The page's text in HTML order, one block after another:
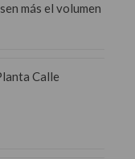
más el volumen
Calle